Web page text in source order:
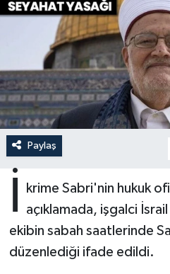
Paylaş
krime Sabri'nin hukuk
açıklamada, işgalci
ekibin sabah saatlerinde
düzenlediği ifade edildi.
Artvin Müftülüğü
Aydın Müftülüğü
Balıkesir Müftülüğü
Bartın Müftülüğü
Bayburt Müftülüğü
Bilecik Müftülüğü
Kurban
Mukabele
Peygamberimizin
Ramazan
Zekat
DİYANET AKADEMİ
DİYANET GENÇLİK
DİYANET RADYO/TV
DEPREM
Eğitim
Kültür-Sanat